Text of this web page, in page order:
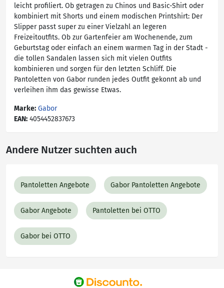
leicht profiliert. Ob getragen zu Chinos und Basic-Shirt oder
kombiniert mit Shorts und einem modischen Printshirt: Der
Slipper passt super zu einer Vielzahl an legeren
Freizeitoutfits. Ob zur Gartenfeier am Wochenende, zum
Geburtstag oder einfach an einem warmen Tag in der Stadt -
die tollen Sandalen lassen sich mit vielen Outfits
kombinieren und sorgen für den letzten Schliff. Die
Pantoletten von Gabor runden jedes Outfit gekonnt ab und
verleihen ihm das gewisse Etwas.
Marke: Gabor
EAN: 4054452837673
Andere Nutzer suchten auch
Pantoletten Angebote Gabor Pantoletten Angebote
Gabor Angebote Pantoletten bei OTTO
Gabor bei OTTO